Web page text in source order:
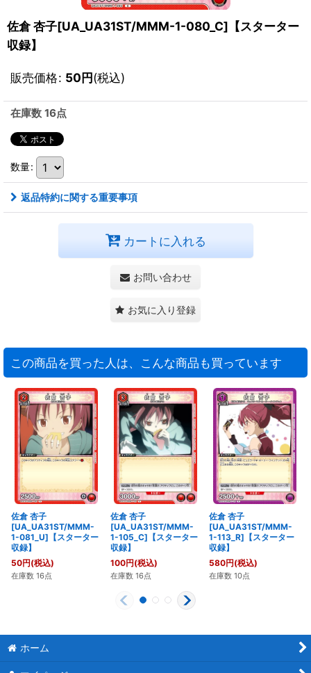
佐倉 杏子[UA_UA31ST/MMM-1-080_C]【スターター
収録】
販売価格: 50円(税込)
在庫数 16点
数量:
返品特約に関する重要事項
カートに入れる
お問い合わせ
お気に入り登録
この商品を買った人は、こんな商品も買っています
佐倉 杏子
[UA_UA31ST/MMM-
1-081_U]【スターター
収録】
50円(税込)
在庫数 16点
佐倉 杏子
[UA_UA31ST/MMM-
1-105_C]【スターター
収録】
100円(税込)
在庫数 16点
佐倉 杏子
[UA_UA31ST/MMM-
1-113_R]【スターター
収録】
580円(税込)
在庫数 10点
ホーム